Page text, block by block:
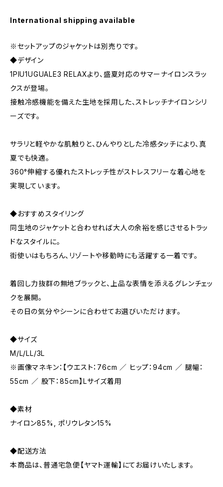
International shipping available
※セットアップのジャケットは別売りです。
◆デザイン
1PIU1UGUALE3 RELAXより、盛夏対応のサマーナイロンスラッ
クスが登場。
接触冷感機能を備えた生地を採用した、ストレッチナイロンシリ
ーズです。
サラリと軽やかな肌触りと、ひんやりとした冷感タッチにより、真
夏でも快適。
360°伸縮する優れたストレッチ性がストレスフリーな着心地を
実現しています。
◆おすすめスタイリング
同生地のジャケットと合わせれば大人の余裕を感じさせるトラッ
ドなスタイルに。
街使いはもちろん、リゾートや移動時にも活躍する一着です。
着回し力抜群の無地ブラックと、上品な表情を添えるグレンチェッ
クを展開。
その日の気分やシーンに合わせてお選びいただけます。
◆サイズ
M/L/LL/3L
※画像マネキン：【ウエスト：76cm ／ ヒップ：94cm ／ 腿幅：
55cm ／ 股下：85cm】Lサイズ着用
◆素材
ナイロン85%, ポリウレタン15%
◆配送方法
本商品は、普通宅急便【ヤマト運輸】にてお届けいたします。